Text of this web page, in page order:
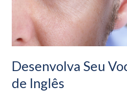
Desenvolva Seu
de Inglês